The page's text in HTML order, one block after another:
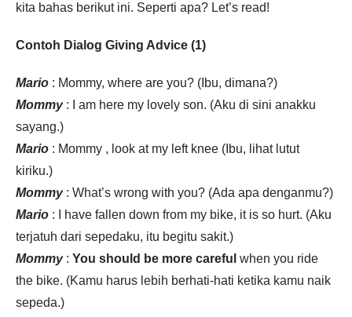
kita bahas berikut ini. Seperti apa? Let’s read!
Contoh Dialog Giving Advice (1)
Mario : Mommy, where are you? (Ibu, dimana?)
Mommy: I am here my lovely son. (Aku di sini anakku
sayang.)
Mario : Mommy , look at my left knee (Ibu, lihat lutut
kiriku.)
Mommy: What’s wrong with you? (Ada apa denganmu?)
Mario : I have fallen down from my bike, it is so hurt. (Aku
terjatuh dari sepedaku, itu begitu sakit.)
Mommy: You should be more careful when you ride
the bike. (Kamu harus lebih berhati-hati ketika kamu naik
sepeda.)